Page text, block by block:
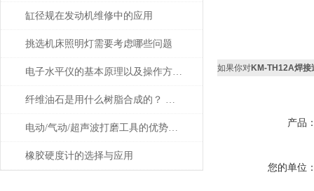
缸径规在发动机维修中的应用
挑选机床照明灯需要考虑哪些问题
电子水平仪的基本原理以及操作方法的说明
纤维油石是用什么树脂合成的？ 为什么这么贵？
电动/气动/超声波打磨工具的优势是显而易见的
橡胶硬度计的选择与应用
如果你对KM-TH12A焊接
产品
您的单位